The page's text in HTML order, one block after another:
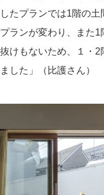
たプランでは1階の土
ランが変わり、また1
けもないため、１・2
した」（比護さん）